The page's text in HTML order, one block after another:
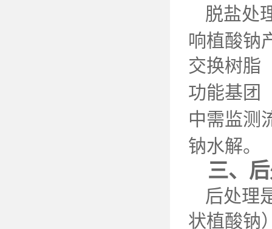
脱盐处
响植酸钠
交换树脂
功能基团
中需监测
钠水解。
三、
后处理
状植酸钠